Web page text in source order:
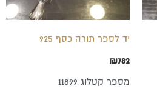
יד לספר תורה כסף 925
₪782
מספר קטלוג 11899